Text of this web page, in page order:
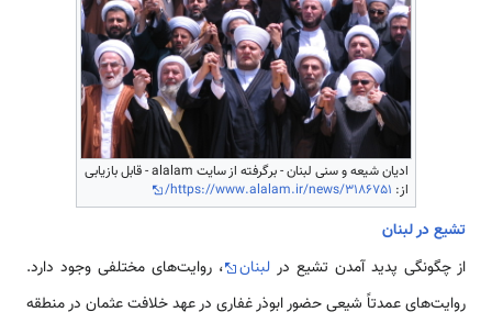
ادیان شیعه و سنی لبنان - برگرفته از سایت alalam - قابل بازیابی
از: https://www.alalam.ir/news/3186751/
تشیع در لبنان
از چگونگی پدید آمدن تشیع در لبنان
، روایت‌های مختلفی وجود دارد.
روایت‌های عمدتاً شیعی حضور ابوذر غفاری در عهد خلافت عثمان در منطقه